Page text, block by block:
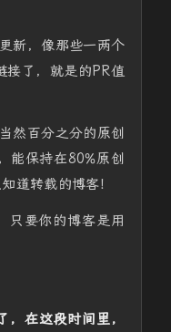
新，像那些一两个
接了，就是的PR值
然百分之分的原创
能保持在80%原创
道转载的博客！
只要你的博客是用
在这段时间里，